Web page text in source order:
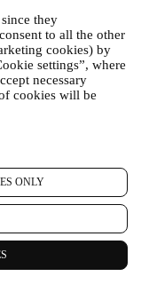
they
to all the other
cookies) by
settings”, where
necessary
cookies will be
ONLY
La opción de
donde se recopila
casilla de verificación
nuestras
en cualquier
que se
ejemplo, para darse de
para darse de baja
electrónico). En
de nuestras
electrónico a
lo antes posible,
algunos mensajes más